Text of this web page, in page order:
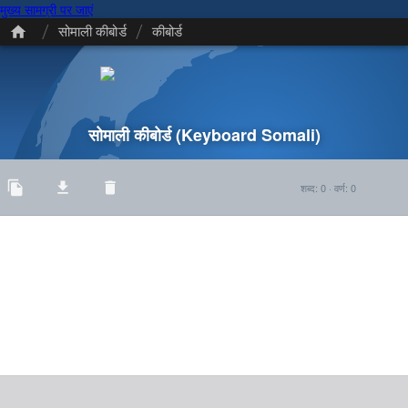
मुख्य सामग्री पर जाएं
/ सोमाली कीबोर्ड / कीबोर्ड
सोमाली कीबोर्ड(Keyboard Somali)
शब्द: 0 · वर्ण: 0